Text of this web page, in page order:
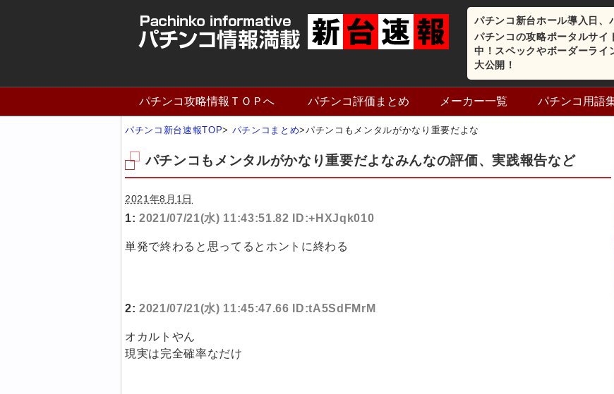
パチンコ新台ホール導入日、
パチンコの攻略ポータルサイ
中！スペックやボーダーライ
大公開！
パチンコ攻略情報ＴＯＰへ パチンコ評価まとめ メーカー一覧 パチンコ用語
パチンコ新台速報TOP> パチンコまとめ>パチンコもメンタルがかなり重要だよな
パチンコもメンタルがかなり重要だよなみんなの評価、実践報告など
2021年8月1日
1: 2021/07/21(水) 11:43:51.82 ID:+HXJqk010
単発で終わると思ってるとホントに終わる
2: 2021/07/21(水) 11:45:47.66 ID:tA5SdFMrM
オカルトやん
現実は完全確率なだけ